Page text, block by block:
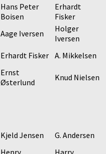
Hans Peter
Boisen
Erhardt
Fisker
Aage Iversen
Holger
Iversen
Erhardt Fisker A. Mikkelsen
Ernst
Østerlund
Knud Nielsen
Kjeld Jensen
G. Andersen
Henry
Harry